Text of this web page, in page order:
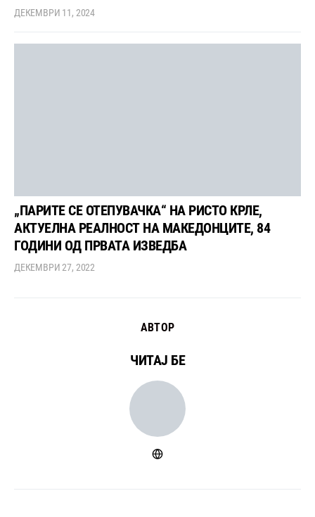
ДЕКЕМВРИ 11, 2024
„ПАРИТЕ СЕ ОТЕПУВАЧКА“ НА РИСТО КРЛЕ,
АКТУЕЛНА РЕАЛНОСТ НА МАКЕДОНЦИТЕ, 84
ГОДИНИ ОД ПРВАТА ИЗВЕДБА
ДЕКЕМВРИ 27, 2022
АВТОР
ЧИТАЈ БЕ